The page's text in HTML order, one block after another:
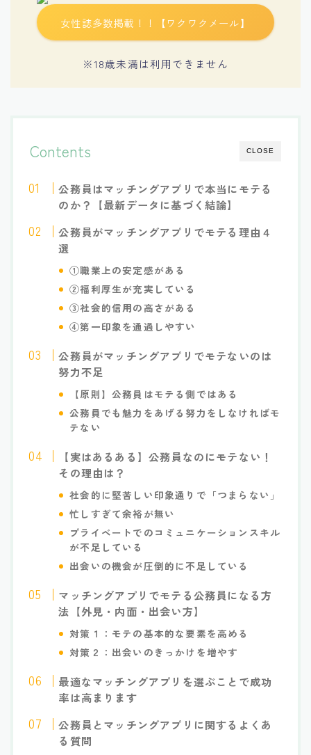
女性誌多数掲載！！【ワクワクメール】
※18歳未満は利用できません
CLOSE
Contents
公務員はマッチングアプリで本当にモテる
のか？【最新データに基づく結論】
公務員がマッチングアプリでモテる理由４
選
①職業上の安定感がある
②福利厚生が充実している
③社会的信用の高さがある
④第一印象を通過しやすい
公務員がマッチングアプリでモテないのは
努力不足
【原則】公務員はモテる側ではある
公務員でも魅力をあげる努力をしなければモ
テない
【実はあるある】公務員なのにモテない！
その理由は？
社会的に堅苦しい印象通りで「つまらない 」
忙しすぎて余裕が無い
プライベートでのコミュニケーションスキル
が不足している
出会いの機会が圧倒的に不足している
マッチングアプリでモテる公務員になる方
法【外見・内面・出会い方】
対策１：モテの基本的な要素を高める
対策２：出会いのきっかけを増やす
最適なマッチングアプリを選ぶことで成功
率は高まります
公務員とマッチングアプリに関するよくあ
る質問